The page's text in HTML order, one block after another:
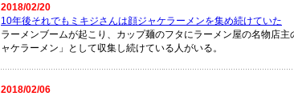
2018/02/20
10年後それでもミキジさんは顔ジャケラーメンを集め続けていた
ラーメンブームが起こり、カップ麺のフタにラーメン屋の名物店
ャケラーメン」として収集し続けている人がいる。
2018/02/06